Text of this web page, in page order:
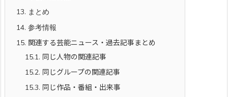
13. まとめ
14. 参考情報
15. 関連する芸能ニュース・過去記事まとめ
15.1. 同じ人物の関連記事
15.2. 同じグループの関連記事
15.3. 同じ作品・番組・出来事